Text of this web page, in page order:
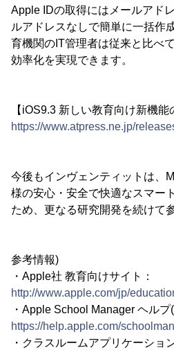
Apple IDの取得にはメールアド
ルアドレスなしで簡単に一括作
育機関のIT管理者は従来と比べ
効率化を実現できます。
【iOS9.3 新しい教育向け新機能
https://www.atpress.ne.jp/
今後もインヴェンティットは、
様の安心・安全で快適なスマー
ため、更なる研究開発を続けて
参考情報)
・Apple社 教育向けサイト：
http://www.apple.com/jp/
・Apple School Manager ヘルプ
https://help.apple.com/
・クラスルームアプリケーショ